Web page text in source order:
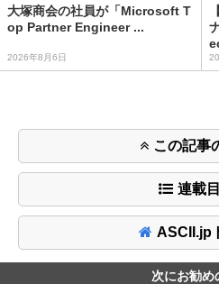
大塚商会の社員が「Microsoft T
op Partner Engineer ...
2026年8月6日
この記事
連載
ASCII.jp
次にお勧め